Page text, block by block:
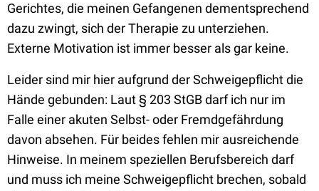
Gerichtes, die meinen Gefangenen dementsprechend
dazu zwingt, sich der Therapie zu unterziehen.
Externe Motivation ist immer besser als gar keine.
Leider sind mir hier aufgrund der Schweigepflicht die
Hände gebunden: Laut § 203 StGB darf ich nur im
Falle einer akuten Selbst- oder Fremdgefährdung
davon absehen. Für beides fehlen mir ausreichende
Hinweise. In meinem speziellen Berufsbereich darf
und muss ich meine Schweigepflicht brechen, sobald